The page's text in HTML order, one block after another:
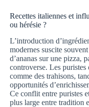
Recettes italiennes et
ou hérésie ?
L’introduction
modernes suscite
d’ananas sur une pizza,
controverse. Les
comme des trahisons,
opportunités
Ce conflit entre puristes
plus large entre tradition